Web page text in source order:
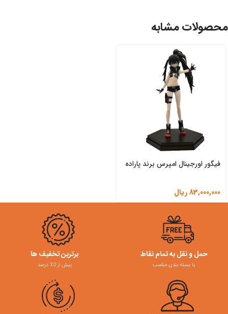
محصولات مشابه
فیگور اورجینال امپرس برند پاراده
83,000,000ریال
حمل و نقل به تمام نقاط
با بسته بندی مناسب
برترین تخفیف ها
بیش از 20 درصد